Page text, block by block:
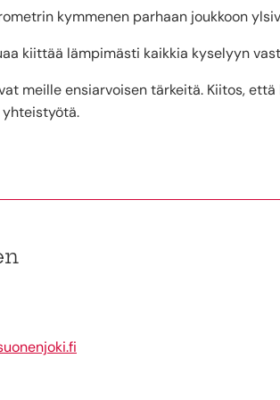
kymmenen parhaan joukkoon
kiittää lämpimästi kaikkia kyselyyn
meille ensiarvoisen tärkeitä. Kiitos,